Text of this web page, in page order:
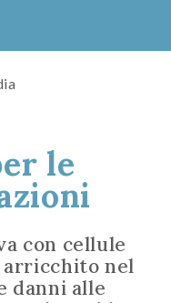
le
con cellule
arricchito nel
danni alle